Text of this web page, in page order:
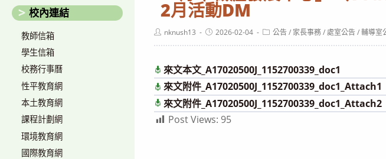
2月活動DM
Postnknush13
Post2026-02-04
Post公告 / 家長事務 / 處室公告 / 輔導室
來文本文_A17020500J_1152700339_doc1
來文附件_A17020500J_1152700339_doc1_Attach1
來文附件_A17020500J_1152700339_doc1_Attach2
Post Views: 95
校內連結
教師信箱
學生信箱
校務行事曆
性平教育網
本土教育網
課程計劃網
環境教育網
國際教育網